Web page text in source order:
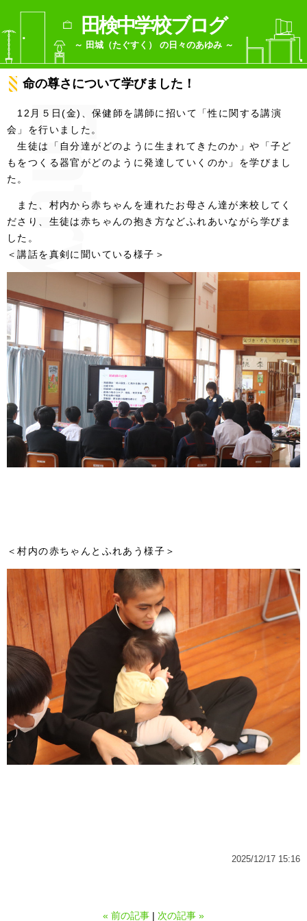
田検中学校ブログ
～ 田城（たぐすく） の日々のあゆみ ～
命の尊さについて学びました！
12月５日(金)、保健師を講師に招いて「性に関する講演
会」を行いました。
生徒は「自分達がどのように生まれてきたのか」や「子ど
もをつくる器官がどのように発達していくのか」を学びまし
た。
また、村内から赤ちゃんを連れたお母さん達が来校してく
ださり、生徒は赤ちゃんの抱き方などふれあいながら学びま
した。
＜講話を真剣に聞いている様子＞
＜村内の赤ちゃんとふれあう様子＞
2025/12/17 15:16
« 前の記事 次の記事 »